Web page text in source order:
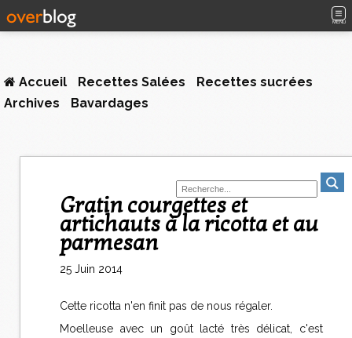
MENU
Accueil Recettes Salées
Recettes sucrées
Archives
Bavardages
Gratin courgettes et
artichauts à la ricotta et au
parmesan
25 Juin 2014
Cette ricotta n'en finit pas de nous régaler.
Moelleuse avec un goût lacté très délicat, c'est